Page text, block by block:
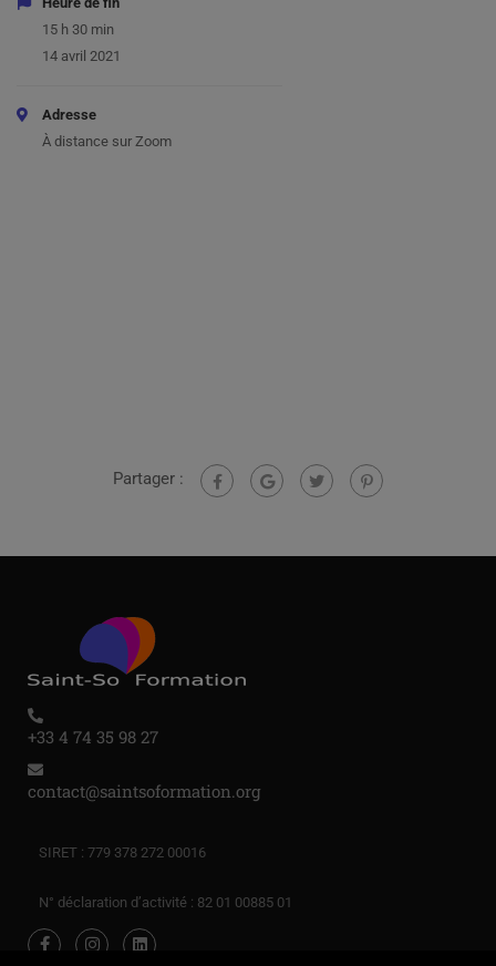
15 h 30 min
14 avril 2021
Adresse
À distance sur Zoom
Partager :
+33 4 74 35 98 27
contact@saintsoformation.org
SIRET : 779 378 272 00016
N° déclaration d’activité : 82 01 00885 01